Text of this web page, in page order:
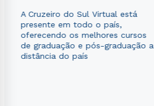
A Cruzeiro do Sul Virtual está
presente em todo o país,
oferecendo os melhores cursos
de graduação e pós-graduação a
distância do país